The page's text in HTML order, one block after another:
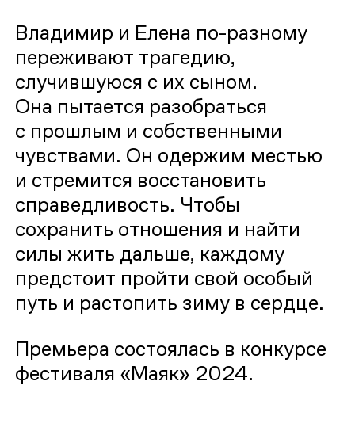
Владимир и Елена по-разному
переживают трагедию,
случившуюся с их сыном.
Она пытается разобраться
с прошлым и собственными
чувствами. Он одержим местью
и стремится восстановить
справедливость. Чтобы
сохранить отношения и найти
силы жить дальше, каждому
предстоит пройти свой особый
путь и растопить зиму в сердце.
Премьера состоялась в конкурсе
фестиваля «Маяк» 2024.